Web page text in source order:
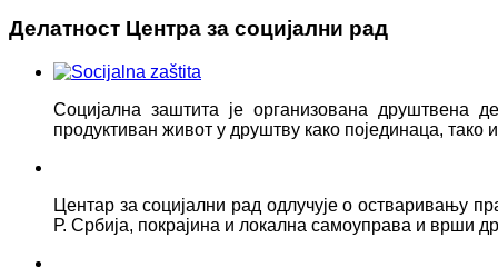
Делатност Центра за социјални рад
Социјална заштита је организована друштвена
продуктиван живот у друштву како појединаца,
Центар за социјални рад одлучује о остваривању
Р. Србија, покрајина и локална самоуправа и врши